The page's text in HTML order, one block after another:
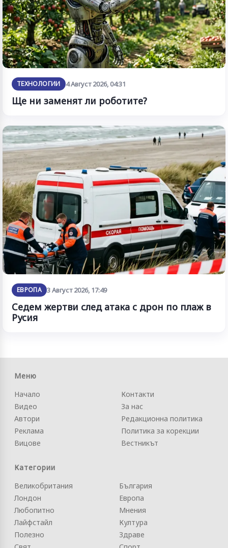
ТЕХНОЛОГИИ 4 Август 2026, 04:31
Ще ни заменят ли роботите?
ЕВРОПА 3 Август 2026, 17:49
Седем жертви след атака с дрон по плаж в
Русия
Меню
Начало
Видео
Автори
Реклама
Вицове
Контакти
За нас
Редакционна политика
Политика за корекции
Вестникът
Категории
Великобритания
Лондон
Любопитно
Лайфстайл
Полезно
България
Европа
Мнения
Култура
Здраве